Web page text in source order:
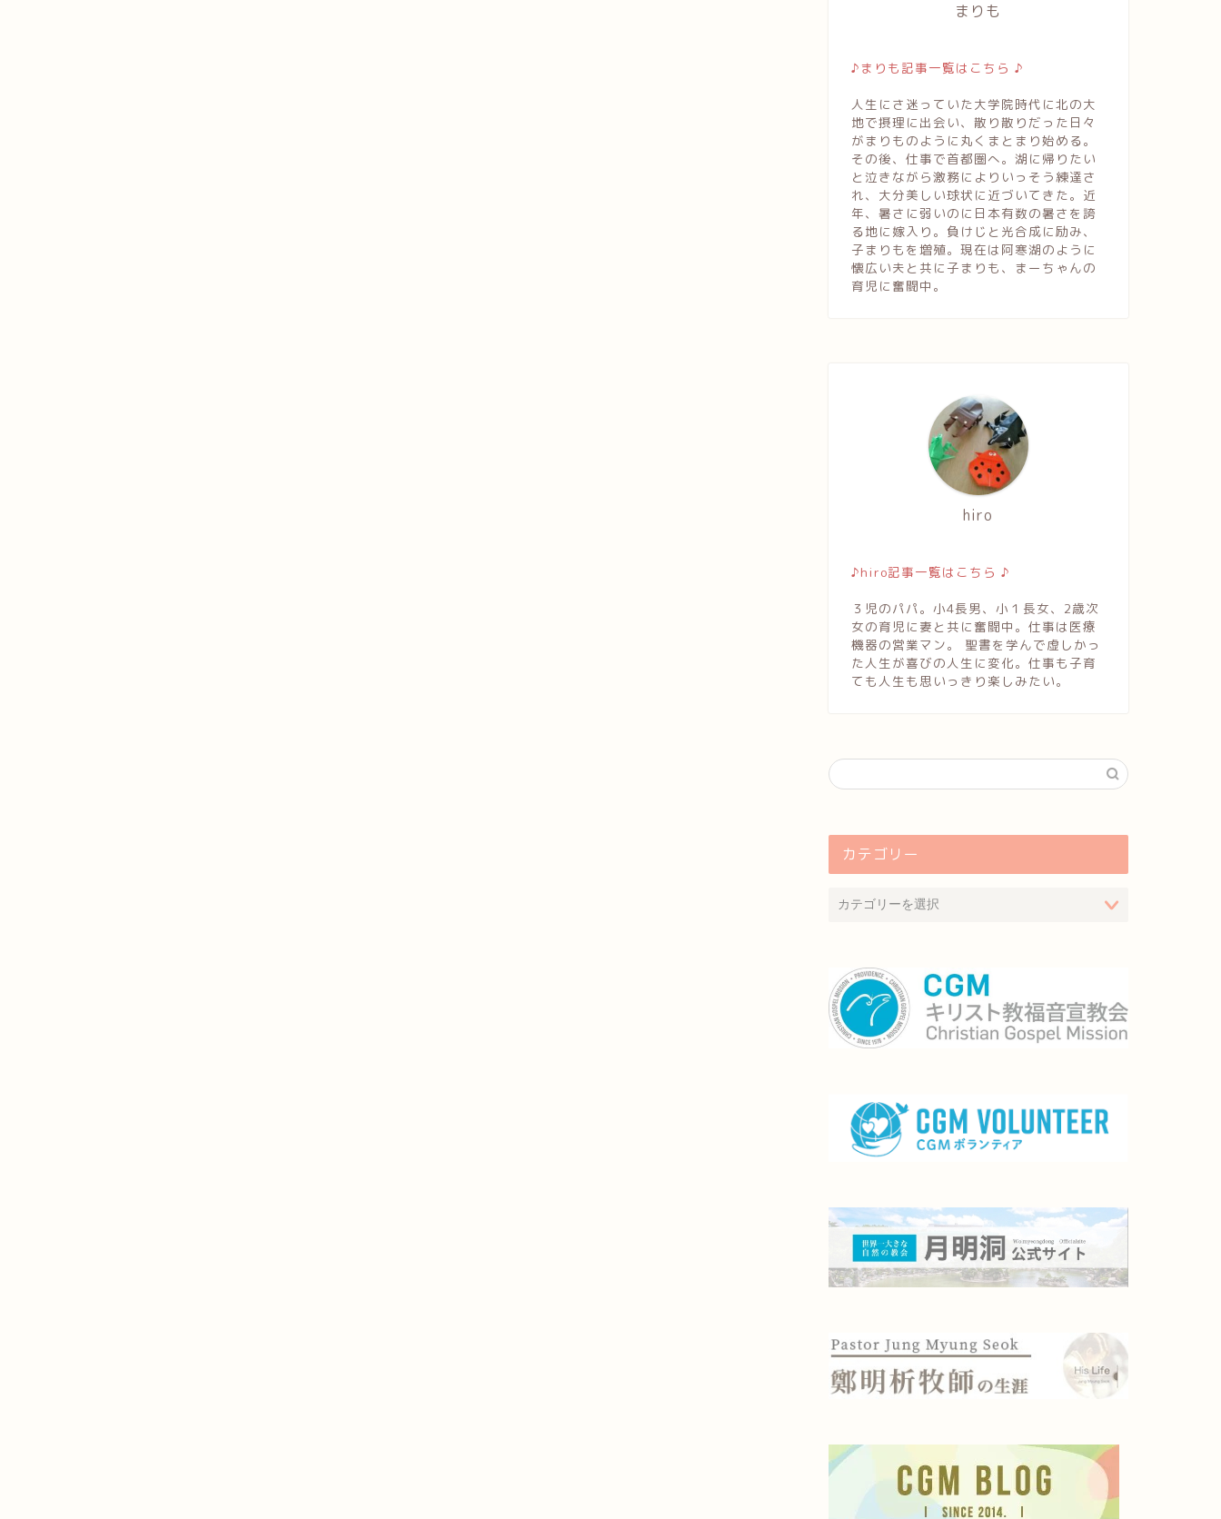
まりも
♪まりも記事一覧はこちら ♪
人生にさ迷っていた大学院時代に北の大
地で摂理に出会い、散り散りだった日々
がまりものように丸くまとまり始める。
その後、仕事で首都圏へ。湖に帰りたい
と泣きながら激務によりいっそう練達さ
れ、大分美しい球状に近づいてきた。近
年、暑さに弱いのに日本有数の暑さを誇
る地に嫁入り。負けじと光合成に励み、
子まりもを増殖。現在は阿寒湖のように
懐広い夫と共に子まりも、まーちゃんの
育児に奮闘中。
hiro
♪hiro記事一覧はこちら ♪
３児のパパ。小4長男、小１長女、2歳次
女の育児に妻と共に奮闘中。仕事は医療
機器の営業マン。 聖書を学んで虚しかっ
た人生が喜びの人生に変化。仕事も子育
ても人生も思いっきり楽しみたい。
カテゴリー